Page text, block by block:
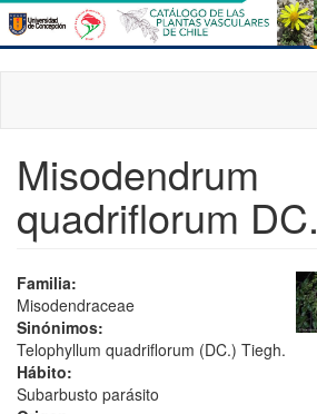
Pasar
al
contenido
principal
Misodendrum
quadriflorum DC.
Familia:
Misodendraceae
Sinónimos:
Telophyllum quadriflorum (DC.) Tiegh.
Hábito:
Subarbusto parásito